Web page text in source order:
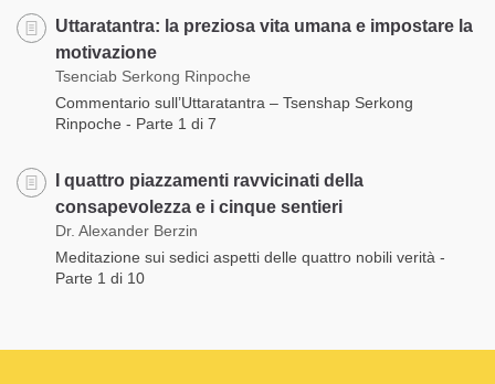
Uttaratantra: la preziosa vita umana e impostare la
motivazione
Tsenciab Serkong Rinpoche
Commentario sull’Uttaratantra – Tsenshap Serkong
Rinpoche - Parte 1 di 7
I quattro piazzamenti ravvicinati della
consapevolezza e i cinque sentieri
Dr. Alexander Berzin
Meditazione sui sedici aspetti delle quattro nobili verità -
Parte 1 di 10